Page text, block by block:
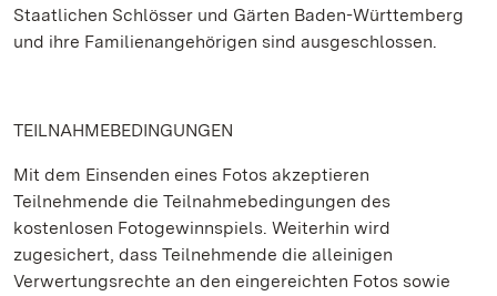
Staatlichen Schlösser und Gärten Baden-Württemberg
und ihre Familienangehörigen sind ausgeschlossen.
TEILNAHMEBEDINGUNGEN
Mit dem Einsenden eines Fotos akzeptieren
Teilnehmende die Teilnahmebedingungen des
kostenlosen Fotogewinnspiels. Weiterhin wird
zugesichert, dass Teilnehmende die alleinigen
Verwertungsrechte an den eingereichten Fotos sowie